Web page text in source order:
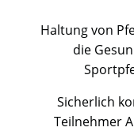
Haltung von
die
Sicherlich
Teilnehmer